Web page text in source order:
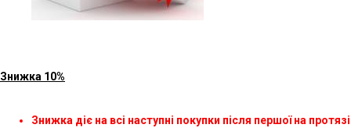
Знижка 10%
Знижка діє на всі наступні покупки після першої на протязі